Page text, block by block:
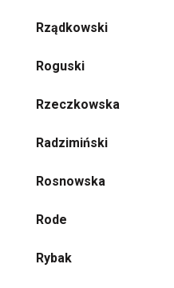
Rządkowski
Roguski
Rzeczkowska
Radzimiński
Rosnowska
Rode
Rybak